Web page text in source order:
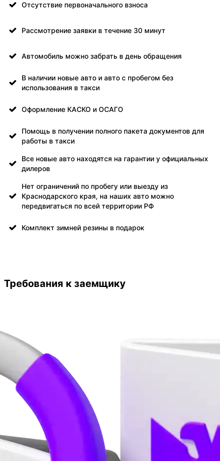
Отсутствие первоначального взноса
Рассмотрение заявки в течение 30 минут
Автомобиль можно забрать в день обращения
В наличии новые авто и авто с пробегом без
использования в такси
Оформление КАСКО и ОСАГО
Помощь в получении полного пакета документов для
работы в такси
Все новые авто находятся на гарантии у официальных
дилеров
Нет ограничений по пробегу или выезду из
Краснодарского края, на наших авто можно
передвигаться по всей территории РФ
Комплект зимней резины в подарок
Требования к заемщику